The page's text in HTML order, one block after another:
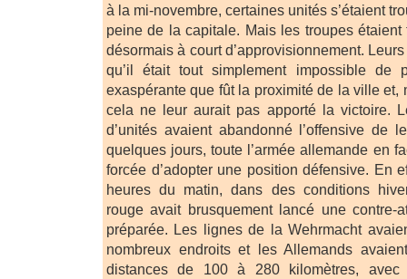
à la mi-novembre, certaines unités s’étaient
peine de la capitale. Mais les troupes étaient
désormais à court d’approvisionnement.
qu’il était tout simplement impossible de
exaspérante que fût la proximité de la ville et,
cela ne leur aurait pas apporté la victoire.
d’unités avaient abandonné l’offensive de
quelques jours, toute l’armée allemande en
forcée d’adopter une position défensive. En
heures du matin, dans des conditions
rouge avait brusquement lancé une contre-
préparée. Les lignes de la Wehrmacht
nombreux endroits et les Allemands
distances de 100 à 280 kilomètres,